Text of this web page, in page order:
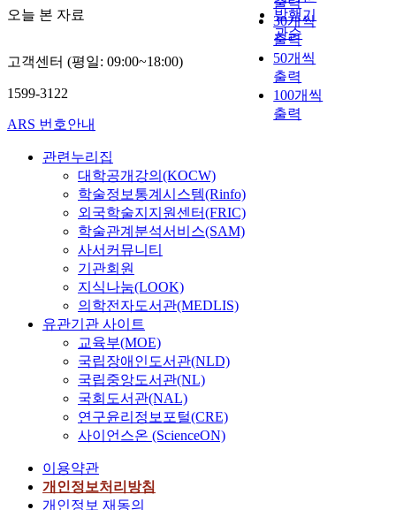
오늘 본 자료
발행기
관순
30개씩
출력
50개씩
출력
100개씩
출력
고객센터 (평일: 09:00~18:00)
1599-3122
ARS 번호안내
관련누리집
대학공개강의(KOCW)
학술정보통계시스템(Rinfo)
외국학술지지원센터(FRIC)
학술관계분석서비스(SAM)
사서커뮤니티
기관회원
지식나눔(LOOK)
의학전자도서관(MEDLIS)
유관기관 사이트
교육부(MOE)
국립장애인도서관(NLD)
국립중앙도서관(NL)
국회도서관(NAL)
연구윤리정보포털(CRE)
사이언스온 (ScienceON)
이용약관
개인정보처리방침
개인정보 재동의